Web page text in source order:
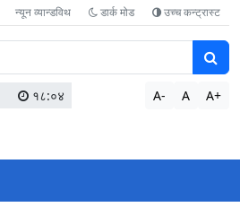
न्यून व्यान्डविथ डार्क मोड उच्च कन्ट्रास्ट
१८:०४ A- A A+